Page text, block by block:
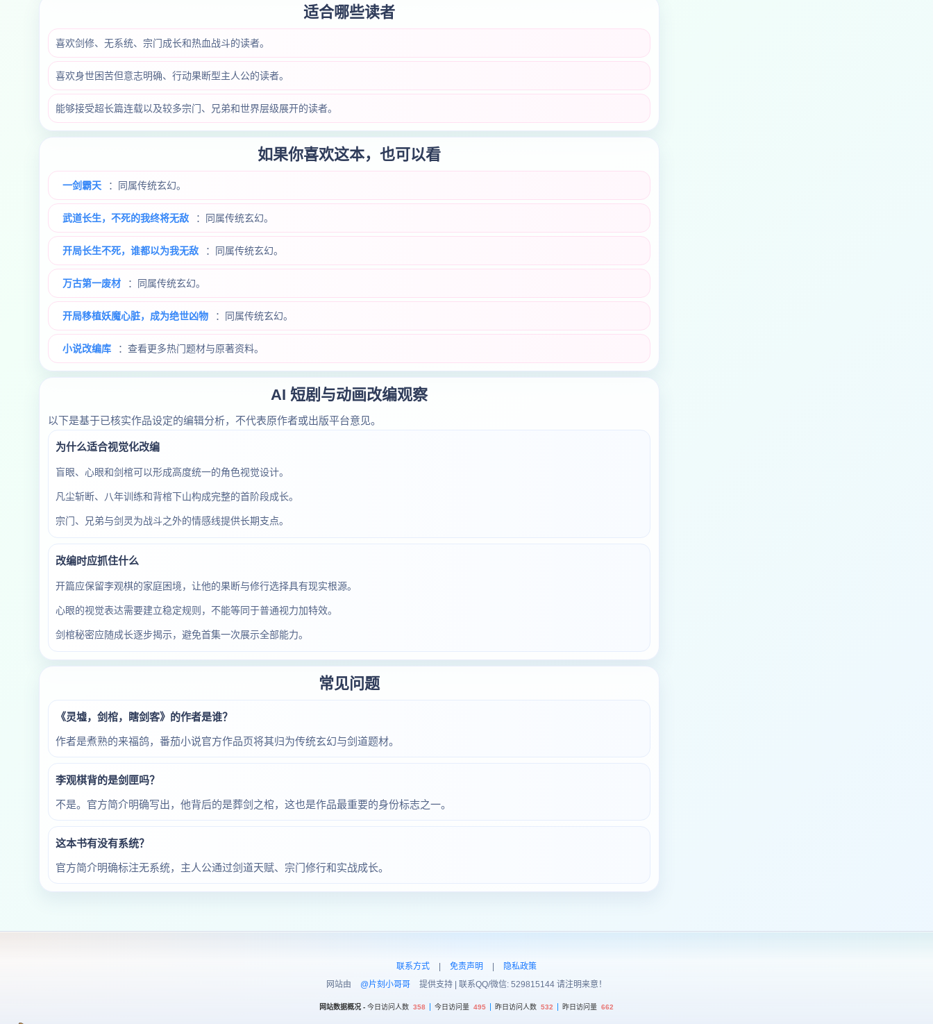
适合哪些读者
喜欢剑修、无系统、宗门成长和热血战斗的读者。
喜欢身世困苦但意志明确、行动果断型主人公的读者。
能够接受超长篇连载以及较多宗门、兄弟和世界层级展开的读者。
如果你喜欢这本，也可以看
一剑霸天 ：同属传统玄幻。
武道长生，不死的我终将无敌 ：同属传统玄幻。
开局长生不死，谁都以为我无敌 ：同属传统玄幻。
万古第一废材 ：同属传统玄幻。
开局移植妖魔心脏，成为绝世凶物 ：同属传统玄幻。
小说改编库 ：查看更多热门题材与原著资料。
AI 短剧与动画改编观察
以下是基于已核实作品设定的编辑分析，不代表原作者或出版平台意见。
为什么适合视觉化改编
盲眼、心眼和剑棺可以形成高度统一的角色视觉设计。
凡尘斩断、八年训练和背棺下山构成完整的首阶段成长。
宗门、兄弟与剑灵为战斗之外的情感线提供长期支点。
改编时应抓住什么
开篇应保留李观棋的家庭困境，让他的果断与修行选择具有现实根源。
心眼的视觉表达需要建立稳定规则，不能等同于普通视力加特效。
剑棺秘密应随成长逐步揭示，避免首集一次展示全部能力。
常见问题
《灵墟，剑棺，瞎剑客》的作者是谁？
作者是煮熟的来福鸽，番茄小说官方作品页将其归为传统玄幻与剑道题材。
李观棋背的是剑匣吗？
不是。官方简介明确写出，他背后的是葬剑之棺，这也是作品最重要的身份标志之一。
这本书有没有系统？
官方简介明确标注无系统，主人公通过剑道天赋、宗门修行和实战成长。
联系方式 免责声明
隐私政策
网站由
@片刻小哥哥 提供支持 | 联系QQ/微信: 529815144 请注明来意！
网站数据概况 - 今日访问人数 358 今日访问量 495 昨日访问人数 532 昨日访问量 662